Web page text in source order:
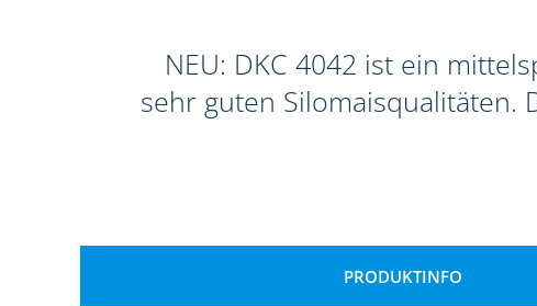
NEU: DKC 4042 ist ein
sehr guten Silomaisqualitäten.
PRODUKTINFO